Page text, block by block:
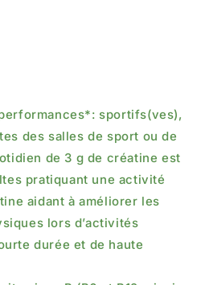
sportifs(ves),
des salles de sport ou de
de 3 g de créatine est
pratiquant une activité
aidant à améliorer les
lors d’activités
durée et de haute